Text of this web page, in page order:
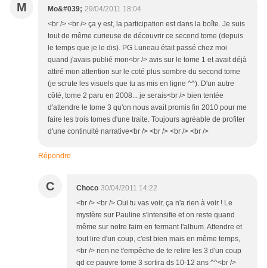
M Mo&#039; 29/04/2011 18:04
<br /> <br /> ça y est, la participation est dans la boîte. Je suis
tout de même curieuse de découvrir ce second tome (depuis
le temps que je le dis). PG Luneau était passé chez moi
quand j'avais publié mon<br /> avis sur le tome 1 et avait déjà
attiré mon attention sur le coté plus sombre du second tome
(je scrute les visuels que tu as mis en ligne ^^). D'un autre
côté, tome 2 paru en 2008... je serais<br /> bien tentée
d'attendre le tome 3 qu'on nous avait promis fin 2010 pour me
faire les trois tomes d'une traite. Toujours agréable de profiter
d'une continuité narrative<br /> <br /> <br /> <br />
Répondre
C Choco 30/04/2011 14:22
<br /> <br /> Oui tu vas voir, ça n'a rien à voir ! Le
mystère sur Pauline s'intensifie et on reste quand
même sur notre faim en fermant l'album. Attendre et
tout lire d'un coup, c'est bien mais en même temps,
<br /> rien ne t'empêche de te relire les 3 d'un coup
qd ce pauvre tome 3 sortira ds 10-12 ans ^^<br />